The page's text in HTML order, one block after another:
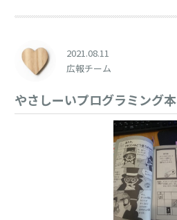
2021.08.11
広報チーム
やさしーいプログラミング本